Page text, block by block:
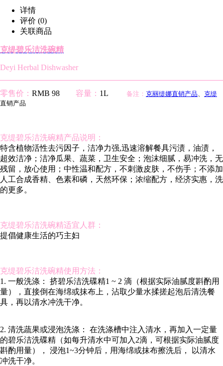
详情
评价 (0)
关联商品
克缇碧乐洁洗碗精
Deyi Herbal Dishwasher
零售价： RMB 98 容量： 1L 备注： 克丽缇娜直销产品、 克缇
直销产品
克缇碧乐洁洗碗精产品说明：
特含植物活性去污因子，洁净力强,迅速溶解餐具污渍，油渍，
超效洁净；洁净瓜果、蔬菜，卫生安全；泡沫细腻，易冲洗，无
残留，放心使用；中性温和配方，不刺激皮肤，不伤手；不添加
人工合成香精、色素和磷，天然环保；浓缩配方，经济实惠，洗
的更多。
克缇碧乐洁洗碗精适宜人群：
提倡健康生活的巧主妇
克缇碧乐洁洗碗精使用方法：
1. 一般洗涤： 挤碧乐洁洗碟精1 ~ 2 滴（根据实际油腻度斟酌用
量），直接倒在海绵或抹布上，沾取少量水揉搓起泡后清洗餐
具，再以清水冲洗干净。
2. 清洗蔬果或浸泡洗涤： 在洗涤槽中注入清水，再加入一定量
的碧乐洁洗碟精（如每升清水中可加入2滴，可根据实际油腻度
斟酌用量）， 浸泡1~3分钟后，用海绵或抹布擦洗后， 以清水
冲洗干净。